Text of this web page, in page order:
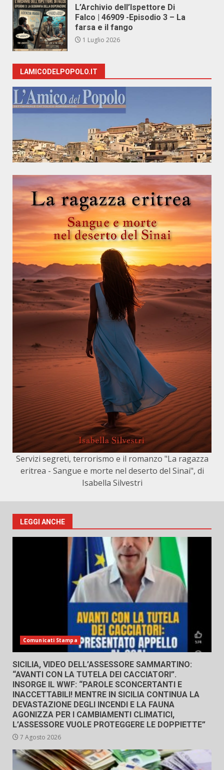
L’Archivio dell’Ispettore Di
Falco | 46909 -Episodio 3 – La
farsa e il fango
1 Luglio 2026
LAMICODELPOPOLO.IT
Servizi segreti, terrorismo e il romanzo "La ragazza
eritrea - Sangue e morte nel deserto del Sinai", di
Isabella Silvestri
LEGGI ANCHE
Comunicati Stampa
SICILIA, VIDEO DELL’ASSESSORE SAMMARTINO:
“AVANTI CON LA TUTELA DEI CACCIATORI”.
INSORGE IL WWF: “PAROLE SCONCERTANTI E
INACCETTABILI! MENTRE IN SICILIA CONTINUA LA
DEVASTAZIONE DEGLI INCENDI E LA FAUNA
AGONIZZA PER I CAMBIAMENTI CLIMATICI,
L’ASSESSORE VUOLE PROTEGGERE LE DOPPIETTE”
7 Agosto 2026